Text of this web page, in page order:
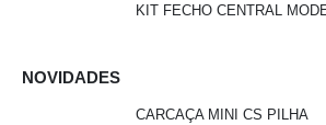
KIT FECHO CENTRAL
NOVIDADES
CARCAÇA MINI CS PILHA